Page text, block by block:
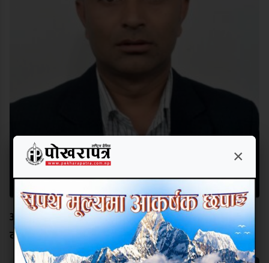
अक्षर चिनेको विद्यालयको भविष्य उज्यालो बनाउन नेतृत्वमा
दीपक कार्की
×